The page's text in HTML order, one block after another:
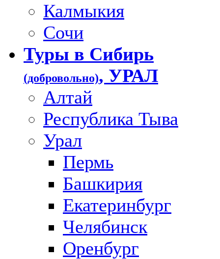
Калмыкия
Сочи
Туры в Сибирь
(добровольно), УРАЛ
Алтай
Республика Тыва
Урал
Пермь
Башкирия
Екатеринбург
Челябинск
Оренбург